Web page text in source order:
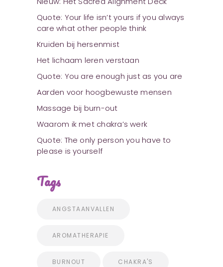
Quote: Your life isn’t yours if you always
care what other people think
Kruiden bij hersenmist
Het lichaam leren verstaan
Quote: You are enough just as you are
Aarden voor hoogbewuste mensen
Massage bij burn-out
Waarom ik met chakra’s werk
Quote: The only person you have to
please is yourself
Tags
ANGSTAANVALLEN
AROMATHERAPIE
BURNOUT CHAKRA'S